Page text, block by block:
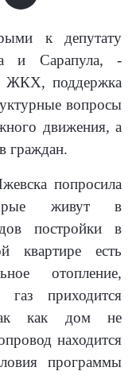
к депутату
и Сарапула, -
ЖКХ, поддержка
вопросы
движения, а
граждан.
попросила
живут в
постройки в
квартире есть
отопление,
газ приходится
как дом не
находится
программы